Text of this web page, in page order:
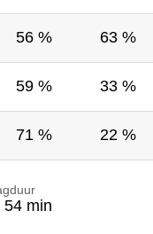
56 % 63 %
59 % 33 %
71 % 22 %
54 min